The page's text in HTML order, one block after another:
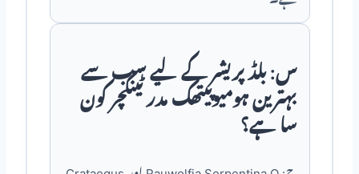
س: بلڈ پریشر کے لیے سب سے
بہترین ہومیوپیتھک مدر ٹینکچر کون
سا ہے؟